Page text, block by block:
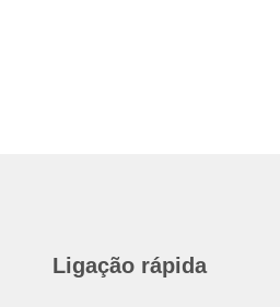
Ligação rápida